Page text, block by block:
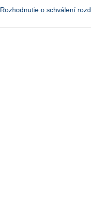
Rozhodnutie o schválení